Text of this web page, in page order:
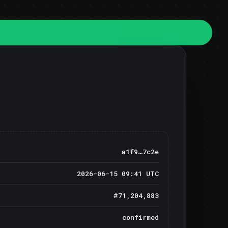
a1f9…7c2e
2026-06-15 09:41 UTC
#71,204,883
confirmed